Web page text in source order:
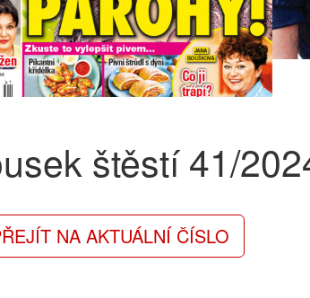
štěstí41/
NA AKTUÁLNÍ ČÍSLO